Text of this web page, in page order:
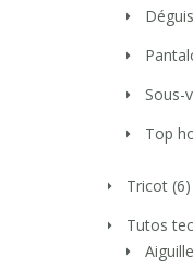
Sous-
Top
Tricot (6)
Tutos